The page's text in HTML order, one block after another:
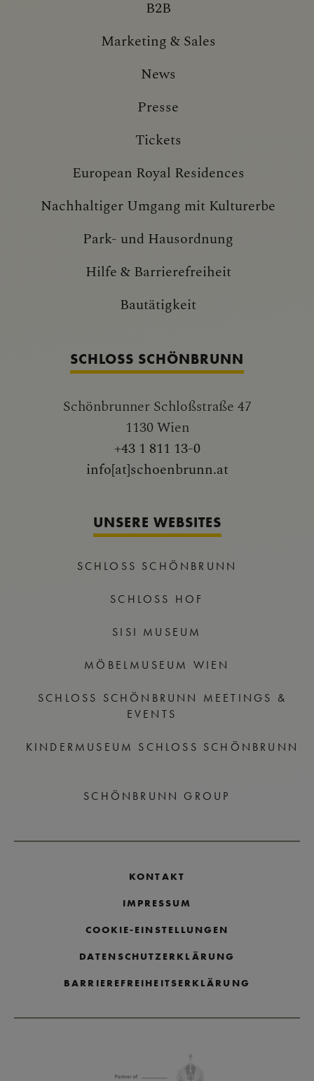
B2B
Marketing & Sales
News
Presse
Tickets
European Royal Residences
Nachhaltiger Umgang mit Kulturerbe
Park- und Hausordnung
Hilfe & Barrierefreiheit
Bautätigkeit
SCHLOSS SCHÖNBRUNN
Schönbrunner Schloßstraße 47
1130 Wien
+43 1 811 13-0
info[at]schoenbrunn.at
UNSERE WEBSITES
SCHLOSS SCHÖNBRUNN
SCHLOSS HOF
SISI MUSEUM
MÖBELMUSEUM WIEN
SCHLOSS SCHÖNBRUNN MEETINGS &
EVENTS
KINDERMUSEUM SCHLOSS SCHÖNBRUNN
SCHÖNBRUNN GROUP
KONTAKT
IMPRESSUM
COOKIE-EINSTELLUNGEN
DATENSCHUTZERKLÄRUNG
BARRIEREFREIHEITSERKLÄRUNG